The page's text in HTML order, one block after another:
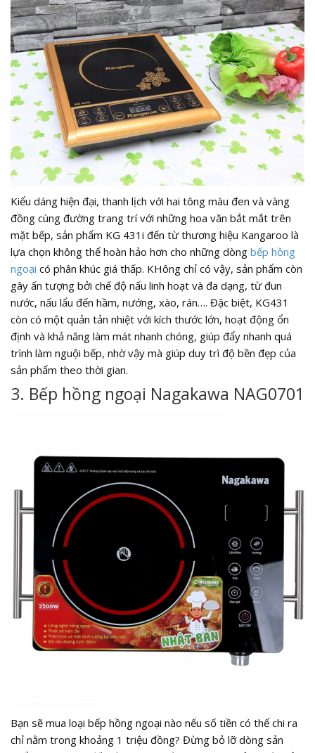
Kiểu dáng hiện đại, thanh lịch với hai tông màu đen và vàng
đồng cùng đường trang trí với những hoa văn bắt mắt trên
mặt bếp, sản phẩm KG 431i đến từ thương hiệu Kangaroo là
lựa chọn không thể hoàn hảo hơn cho những dòng bếp hồng
ngoại có phân khúc giá thấp. KHông chỉ có vậy, sản phẩm còn
gây ấn tượng bởi chế độ nấu linh hoạt và đa dạng, từ đun
nước, nấu lẩu đến hầm, nướng, xào, rán…. Đặc biệt, KG431
còn có một quản tản nhiệt với kích thước lớn, hoạt động ổn
định và khả năng làm mát nhanh chóng, giúp đẩy nhanh quá
trình làm nguội bếp, nhờ vậy mà giúp duy trì độ bền đẹp của
sản phẩm theo thời gian.
3. Bếp hồng ngoại Nagakawa NAG0701
Bạn sẽ mua loại bếp hồng ngoại nào nếu số tiền có thể chi ra
chỉ nằm trong khoảng 1 triệu đồng? Đừng bỏ lỡ dòng sản